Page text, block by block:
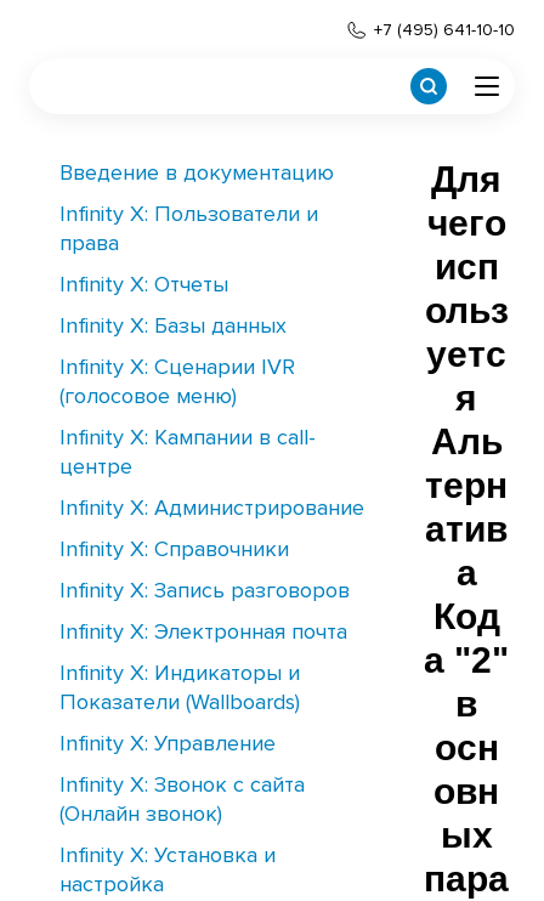
+7 (495) 641-10-10
Введение в документацию
Infinity X: Пользователи и
права
Infinity X: Отчеты
Infinity X: Базы данных
Infinity X: Сценарии IVR
(голосовое меню)
Infinity X: Кампании в call-
центре
Infinity X: Администрирование
Infinity X: Справочники
Infinity X: Запись разговоров
Infinity X: Электронная почта
Infinity X: Индикаторы и
Показатели (Wallboards)
Infinity X: Управление
Infinity X: Звонок с сайта
(Онлайн звонок)
Infinity X: Установка и
настройка
Для
чего
исп
ольз
уетс
я
Аль
терн
атив
а
Код
а "2"
в
осн
овн
ых
пара